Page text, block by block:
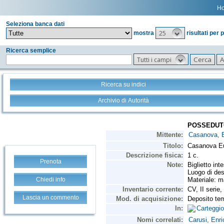
Seleziona banca dati
mostra
25 risultati per
Ricerca semplice
Tutti i campi
Ricerca su indici
Archivio di Autorità
Prenota
Chiedi info
Lascia un commento